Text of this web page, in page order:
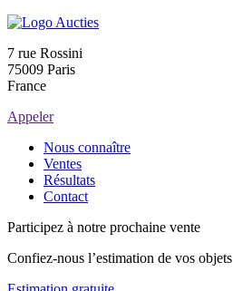
7 rue Rossini
75009 Paris
France
Appeler
Nous connaître
Ventes
Résultats
Contact
Participez à notre prochaine vente
Confiez-nous l’estimation de vos objets